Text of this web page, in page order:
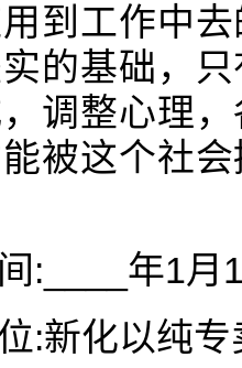
到工作中
的基础，
调整心理
被这个社
:____年1
:新化以纯专